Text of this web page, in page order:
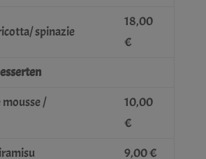
spinazie
18,00
€
/
10,00
€
9,00 €